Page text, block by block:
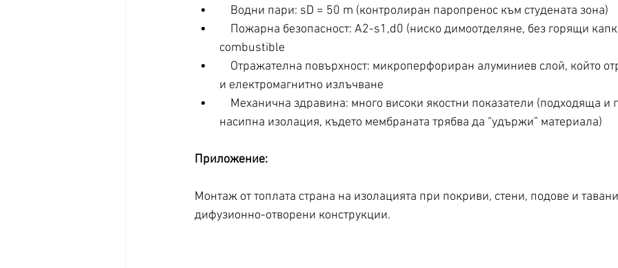
    Водни пари: sD = 50 m (контролиран паропренос към студената зона)
combustible
и електромагнитно излъчване
насипна изолация, където мембраната трябва да “удържи” материала)
Приложение:
Монтаж от топлата страна на изолацията при покриви, стени, подове и
дифузионно-отворени конструкции.